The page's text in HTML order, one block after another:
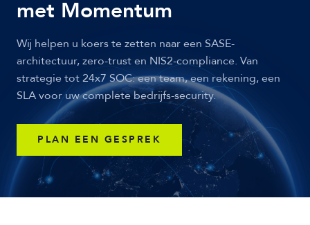
met Momentum
Wij helpen u koers te zetten naar een SASE-
architectuur, zero-trust en NIS2-compliance. Van
strategie tot 24x7 SOC: een team, een rekening, een
SLA voor uw complete bedrijfs-security.
PLAN EEN GESPREK